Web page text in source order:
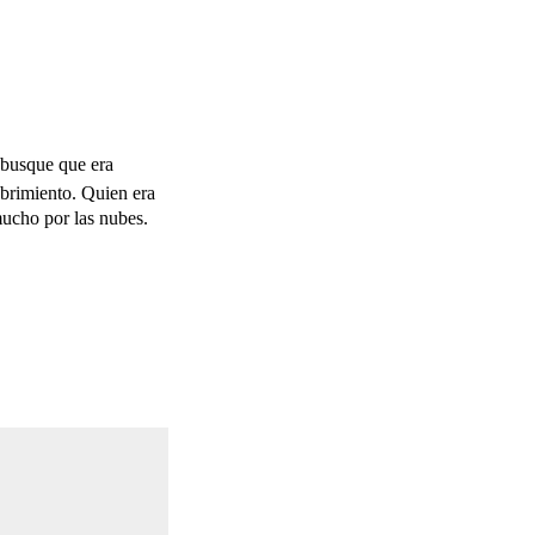
que era
Quien era
por las nubes.